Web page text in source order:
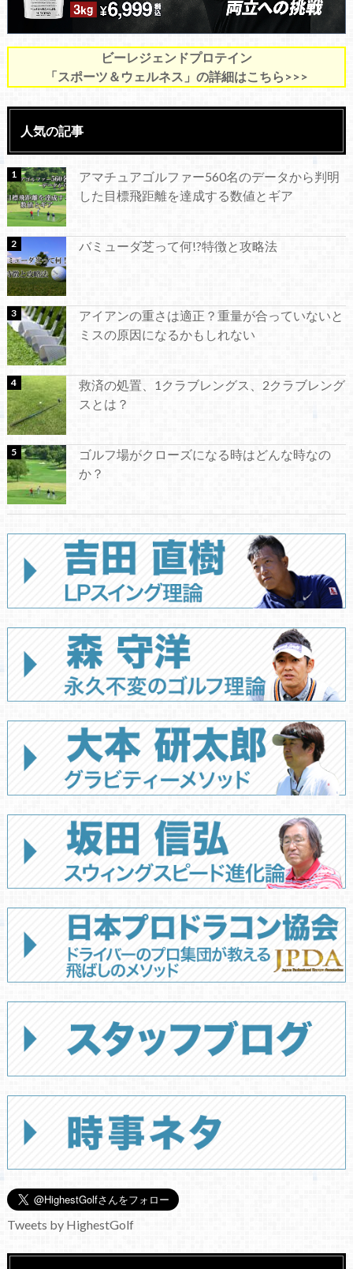
ビーレジェンドプロテイン
「スポーツ＆ウェルネス」の詳細はこちら>>>
人気の記事
アマチュアゴルファー560名のデータから判明
した目標飛距離を達成する数値とギア
バミューダ芝って何!?特徴と攻略法
アイアンの重さは適正？重量が合っていないと
ミスの原因になるかもしれない
救済の処置、1クラブレングス、2クラブレング
スとは？
ゴルフ場がクローズになる時はどんな時なの
か？
Tweets by HighestGolf